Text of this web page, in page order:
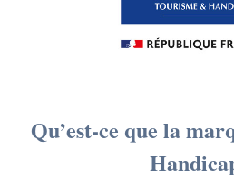
Qu’est-ce que la